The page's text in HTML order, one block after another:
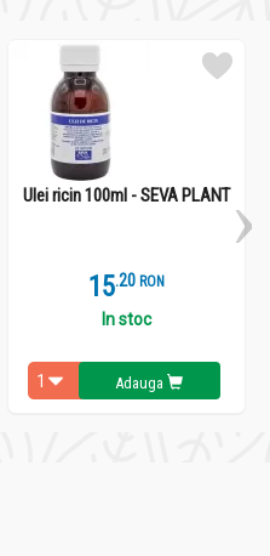
Ulei ricin 100ml - SEVA PLANT
15.2 RON
In stoc
Adauga